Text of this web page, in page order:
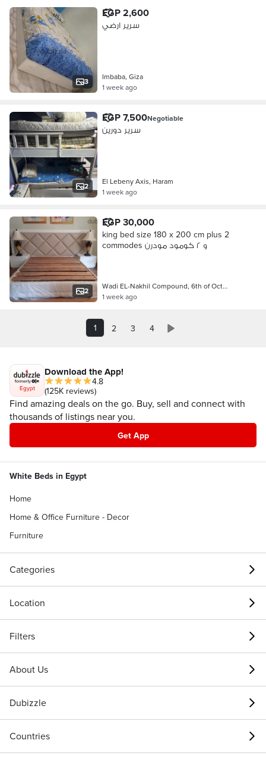
3
EGP 2,600
سرير ارضي
Imbaba, Giza
1 week ago
2
EGP 7,500Negotiable
سرير دورين
El Lebeny Axis, Haram
1 week ago
2
EGP 30,000
king bed size 180 x 200 cm plus 2
commodes و ٢ كومود مودرن
Wadi EL-Nakhil Compound, 6th of Oct…
1 week ago
1 2 3 4
Egypt
Download the App!
4.8
(125K reviews)
Find amazing deals on the go. Buy, sell and connect with
thousands of listings near you.
Get App
White Beds in Egypt
Home
Home & Office Furniture - Decor
Furniture
Categories
Location
Filters
About Us
Dubizzle
Countries